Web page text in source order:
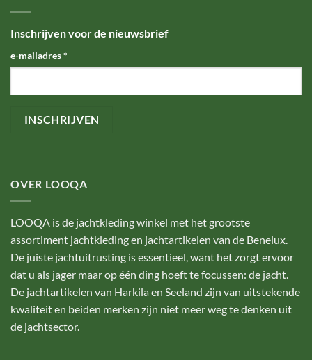
Inschrijven voor de nieuwsbrief
e-mailadres*
OVER LOOQA
LOOQA is de jachtkleding winkel met het grootste
assortiment jachtkleding en jachtartikelen van de Benelux.
De juiste jachtuitrusting is essentieel, want het zorgt ervoor
dat u als jager maar op één ding hoeft te focussen: de jacht.
De jachtartikelen van Harkila en Seeland zijn van uitstekende
kwaliteit en beiden merken zijn niet meer weg te denken uit
de jachtsector.